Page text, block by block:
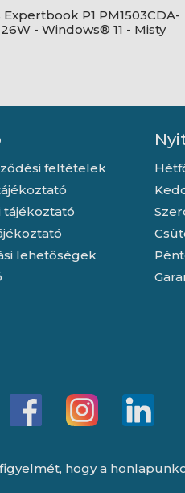
Expertbook P1 PM1503CDA-
- Windows® 11 - Misty
feltételek
tájékoztató
lehetőségek
hogy a